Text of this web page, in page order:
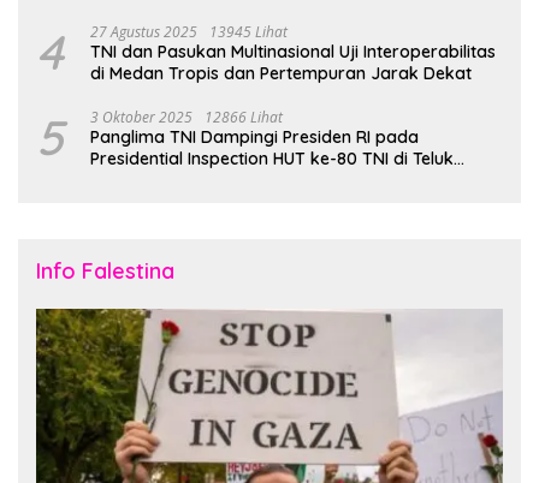
4 27 Agustus 2025 13945 Lihat
TNI dan Pasukan Multinasional Uji Interoperabilitas
di Medan Tropis dan Pertempuran Jarak Dekat
5 3 Oktober 2025 12866 Lihat
Panglima TNI Dampingi Presiden RI pada
Presidential Inspection HUT ke-80 TNI di Teluk
Info Falestina